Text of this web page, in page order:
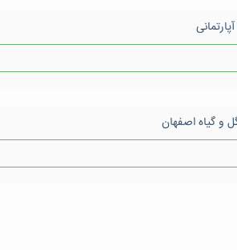
و گیاه اصفهان